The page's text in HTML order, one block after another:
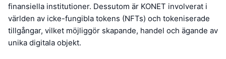
finansiella institutioner. Dessutom är KONET involverat i
världen av icke-fungibla tokens (NFTs) och tokeniserade
tillgångar, vilket möjliggör skapande, handel och ägande av
unika digitala objekt.